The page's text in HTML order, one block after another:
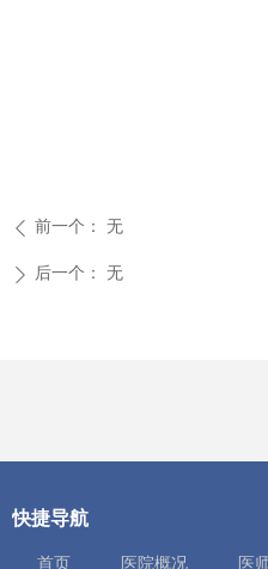
ꄴ 前一个： 无
ꄲ 后一个： 无
快捷导航
首页 医院概况 医